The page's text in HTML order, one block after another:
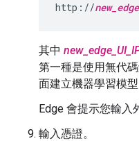
http://
其中
第一種是使用無代
面建立機器學習模型
Edge 會提示您輸入
輸入憑證。